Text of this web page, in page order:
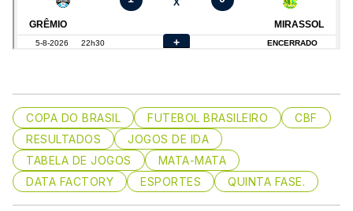
COPA DO BRASIL FUTEBOL BRASILEIRO
CBF
RESULTADOS
JOGOS DE IDA
TABELA DE JOGOS
MATA-MATA
DATA FACTORY
ESPORTES QUINTA FASE.